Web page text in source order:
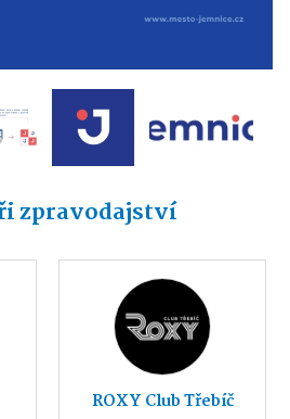
zpravodajství
ROXY Club Třebíč